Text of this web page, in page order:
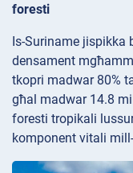
foresti
Is-Suriname jispikka
densament
tkopri madwar 80%
għal madwar 14.8
foresti tropikali
komponent vitali